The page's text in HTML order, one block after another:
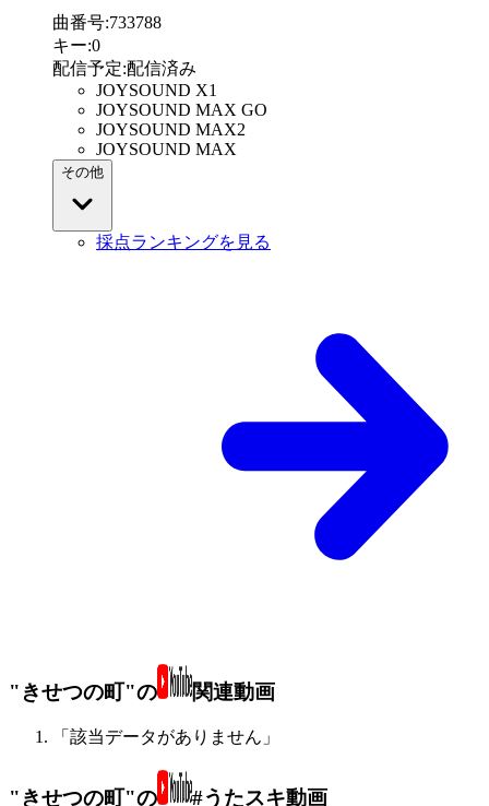
曲番号:733788
キー:0
配信予定:配信済み
JOYSOUND X1
JOYSOUND MAX GO
JOYSOUND MAX2
JOYSOUND MAX
その他
採点ランキングを見る
"きせつの町"の 関連動画
「該当データがありません」
"きせつの町"の #うたスキ動画